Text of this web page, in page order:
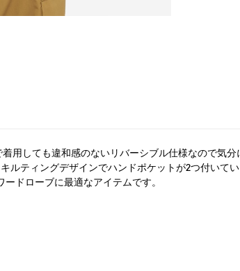
用しても違和感のないリバーシブル仕様なので気
ルティングデザインでハンドポケットが2つ付いて
ドローブに最適なアイテムです。